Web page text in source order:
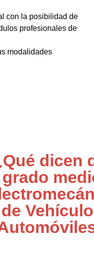
con la posibilidad de
profesionales de
modalidades
dicen
grado
de